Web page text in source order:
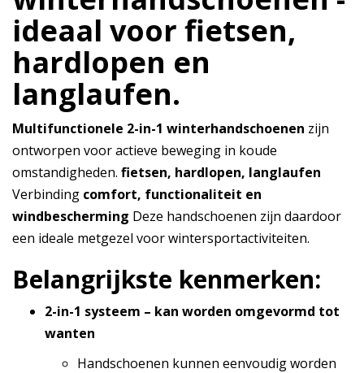
ideaal voor fietsen,
hardlopen en
langlaufen.
Multifunctionele 2-in-1 winterhandschoenen zijn
ontworpen voor actieve beweging in koude
omstandigheden. fietsen, hardlopen, langlaufen
Verbinding comfort, functionaliteit en
windbescherming Deze handschoenen zijn daardoor
een ideale metgezel voor wintersportactiviteiten.
Belangrijkste kenmerken:
2-in-1 systeem – kan worden omgevormd tot
wanten
Handschoenen kunnen eenvoudig worden